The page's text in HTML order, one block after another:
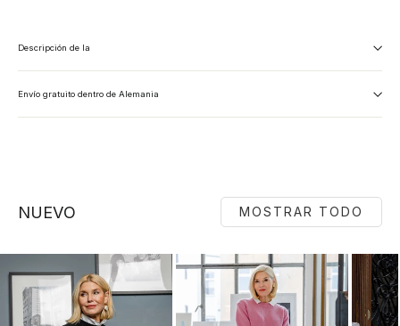
Descripción de la
Envío gratuito dentro de Alemania
NUEVO MOSTRAR TODO